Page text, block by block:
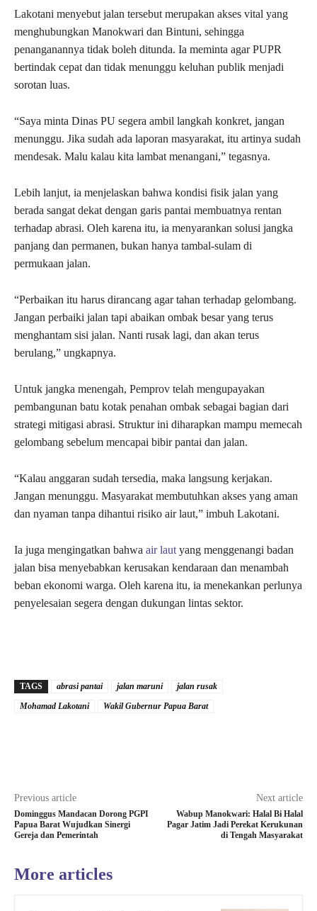
Lakotani menyebut jalan tersebut merupakan akses vital yang
menghubungkan Manokwari dan Bintuni, sehingga
penanganannya tidak boleh ditunda. Ia meminta agar PUPR
bertindak cepat dan tidak menunggu keluhan publik menjadi
sorotan luas.
“Saya minta Dinas PU segera ambil langkah konkret, jangan
menunggu. Jika sudah ada laporan masyarakat, itu artinya sudah
mendesak. Malu kalau kita lambat menangani,” tegasnya.
Lebih lanjut, ia menjelaskan bahwa kondisi fisik jalan yang
berada sangat dekat dengan garis pantai membuatnya rentan
terhadap abrasi. Oleh karena itu, ia menyarankan solusi jangka
panjang dan permanen, bukan hanya tambal-sulam di
permukaan jalan.
“Perbaikan itu harus dirancang agar tahan terhadap gelombang.
Jangan perbaiki jalan tapi abaikan ombak besar yang terus
menghantam sisi jalan. Nanti rusak lagi, dan akan terus
berulang,” ungkapnya.
Untuk jangka menengah, Pemprov telah mengupayakan
pembangunan batu kotak penahan ombak sebagai bagian dari
strategi mitigasi abrasi. Struktur ini diharapkan mampu memecah
gelombang sebelum mencapai bibir pantai dan jalan.
“Kalau anggaran sudah tersedia, maka langsung kerjakan.
Jangan menunggu. Masyarakat membutuhkan akses yang aman
dan nyaman tanpa dihantui risiko air laut,” imbuh Lakotani.
Ia juga mengingatkan bahwa air laut yang menggenangi badan
jalan bisa menyebabkan kerusakan kendaraan dan menambah
beban ekonomi warga. Oleh karena itu, ia menekankan perlunya
penyelesaian segera dengan dukungan lintas sektor.
TAGS abrasi pantai jalan maruni
jalan rusak
Mohamad Lakotani
Wakil Gubernur Papua Barat
Previous article
Dominggus Mandacan Dorong PGPI
Papua Barat Wujudkan Sinergi
Gereja dan Pemerintah
Next article
Wabup Manokwari: Halal Bi Halal
Pagar Jatim Jadi Perekat Kerukunan
di Tengah Masyarakat
More articles